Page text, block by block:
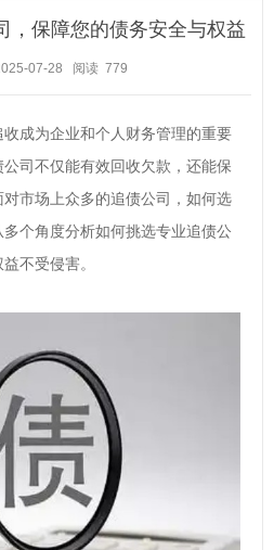
，保障您的债务安全与权益
07-28 阅读 779
成为企业和个人财务管理的重要
司不仅能有效回收欠款，还能保
市场上众多的追债公司，如何选
个角度分析如何挑选专业追债公
不受侵害。